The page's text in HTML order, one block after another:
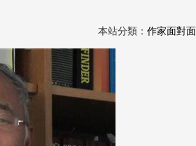
本站分類： 作家面對面